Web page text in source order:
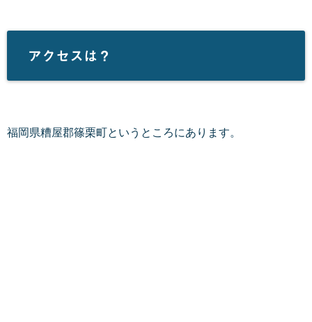
アクセスは？
福岡県糟屋郡篠栗町というところにあります。